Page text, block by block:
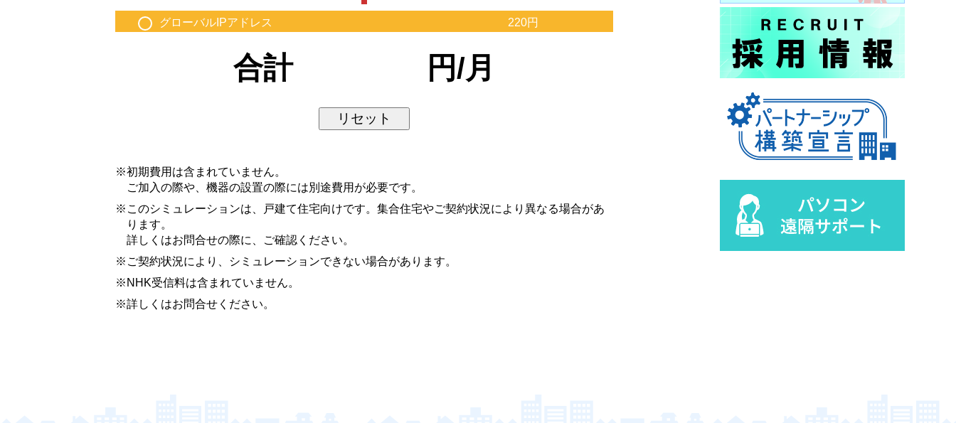
グローバルIPアドレス 220円
合計 円/月
リセット
初期費用は含まれていません。
ご加入の際や、機器の設置の際には別途費用が必要です。
このシミュレーションは、戸建て住宅向けです。集合住宅やご契約状況により異なる場合があ
ります。
詳しくはお問合せの際に、ご確認ください。
ご契約状況により、シミュレーションできない場合があります。
NHK受信料は含まれていません。
詳しくはお問合せください。